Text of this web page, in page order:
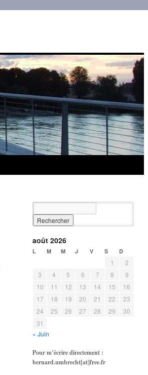
août 2026
L M M J V S D
1
2
3
4 5 6 7 8
9
10
11 12 13 14 15
16
17
18 19 20 21 22
23
24
25 26 27 28 29
30
31
« Juin
Pour m’écrire directement :
bernard.umbrecht[at]free.fr